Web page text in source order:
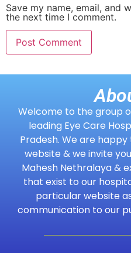
Save my name, email, and
the next time I comment.
Welcome to the group
leading Eye Care
Pradesh. We are
website & we invite
Mahesh Nethralaya &
that exist to our
particular website
communication to our